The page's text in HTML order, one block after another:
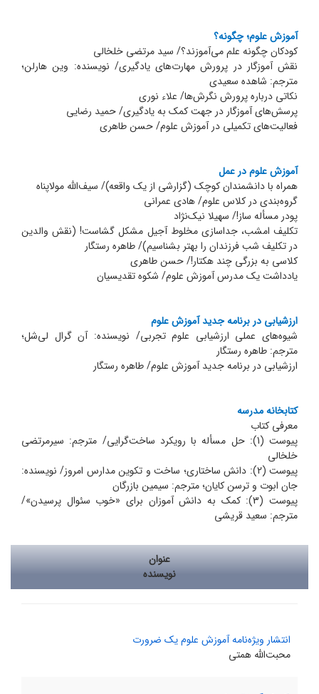
آموزش علوم؛ چگونه؟
کودکان چگونه علم می‌آموزند؟/ سید مرتضی خلخالی
نقش آموزگار در پرورش مهارت‌های یادگیری/ نویسنده: وین هارلن؛
مترجم: شاهده سعیدی
نکاتی درباره پرورش نگرش‌ها/ علاء نوری
پرسش‌های آموزگار در جهت کمک به یادگیری/ حمید رضایی
فعالیت‌های تکمیلی در آموزش علوم/ حسن طاهری
آموزش علوم در عمل
همراه با دانشمندان کوچک (گزارشی از یک واقعه)/ سیف‌الله مولاپناه
گروه‌بندی در کلاس علوم/ هادی عمرانی
پودر مسأله ساز!/ سهیلا نیک‌نژاد
تکلیف امشب، جداسازی مخلوط آجیل مشکل گشاست! (نقش والدین
در تکلیف شب فرزندان را بهتر بشناسیم)/ طاهره رستگار
کلاسی به بزرگی چند هکتار!/ حسن طاهری
یادداشت یک مدرس آموزش علوم/ شکوه تقدیسیان
ارزشیابی در برنامه جدید آموزش علوم
شیوه‌های عملی ارزشیابی علوم تجربی/ نویسنده: آن گرال لی‌شل؛
مترجم: طاهره رستگار
ارزشیابی در برنامه جدید آموزش علوم/ طاهره رستگار
کتابخانه مدرسه
معرفی کتاب
پیوست (1): حل مسأله با رویکرد ساخت‌گرایی/ مترجم: سیرمرتضی
خلخالی
پیوست (2): دانش ساختاری؛ ساخت و تکوین مدارس امروز/ نویسنده:
جان ابوت و ترسن کایان؛ مترجم: سیمین بازرگان
پیوست (3): کمک به دانش آموزان برای «خوب سئوال پرسیدن»/
مترجم: سعید قریشی
عنوان
نویسنده
انتشار ویژه‌نامه آموزش علوم یک ضرورت
محبت‌الله همتی